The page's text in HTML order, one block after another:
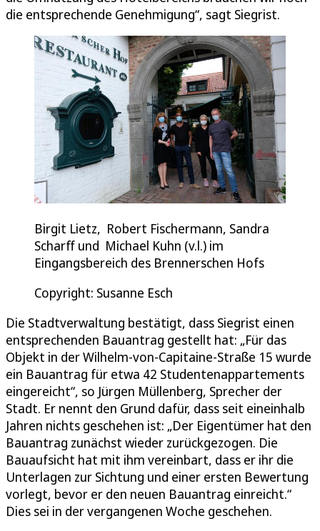
die entsprechende Genehmigung“, sagt Siegrist.
Birgit Lietz, Robert Fischermann, Sandra
Scharff und Michael Kuhn (v.l.) im
Eingangsbereich des Brennerschen Hofs
Copyright: Susanne Esch
Die Stadtverwaltung bestätigt, dass Siegrist einen
entsprechenden Bauantrag gestellt hat: „Für das
Objekt in der Wilhelm-von-Capitaine-Straße 15 wurde
ein Bauantrag für etwa 42 Studentenappartements
eingereicht“, so Jürgen Müllenberg, Sprecher der
Stadt. Er nennt den Grund dafür, dass seit eineinhalb
Jahren nichts geschehen ist: „Der Eigentümer hat den
Bauantrag zunächst wieder zurückgezogen. Die
Bauaufsicht hat mit ihm vereinbart, dass er ihr die
Unterlagen zur Sichtung und einer ersten Bewertung
vorlegt, bevor er den neuen Bauantrag einreicht.“
Dies sei in der vergangenen Woche geschehen.